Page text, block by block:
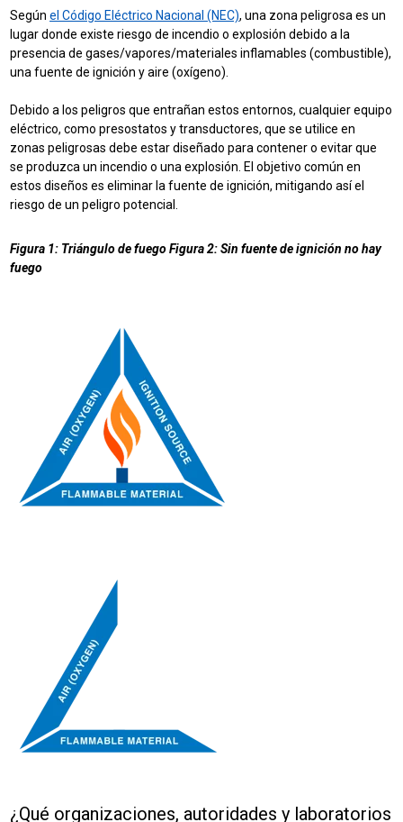
Segúnel Código Eléctrico Nacional (NEC), una zona peligrosa es un
lugar donde existe riesgo de incendio o explosión debido a la
presencia de gases/vapores/materiales inflamables (combustible),
una fuente de ignición y aire (oxígeno).
Debido a los peligros que entrañan estos entornos, cualquier equipo
eléctrico, como presostatos y transductores, que se utilice en
zonas peligrosas debe estar diseñado para contener o evitar que
se produzca un incendio o una explosión. El objetivo común en
estos diseños es eliminar la fuente de ignición, mitigando así el
riesgo de un peligro potencial.
Figura 1: Triángulo de fuegoFigura 2: Sin fuente de ignición no hay
fuego
¿Qué organizaciones, autoridades y laboratorios